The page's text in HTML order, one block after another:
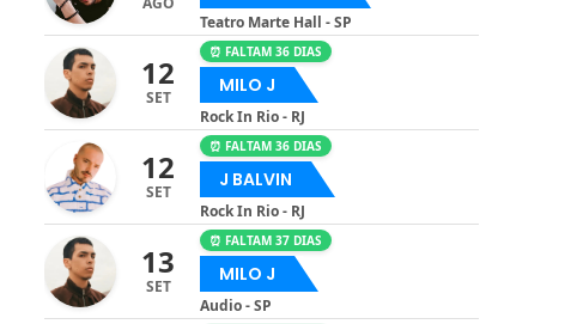
Teatro Marte Hall - SP
12
SET
⏰ FALTAM 36 DIAS
MILO J
Rock In Rio - RJ
12
SET
⏰ FALTAM 36 DIAS
J BALVIN
Rock In Rio - RJ
13
SET
⏰ FALTAM 37 DIAS
MILO J
Audio - SP